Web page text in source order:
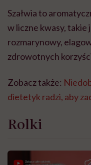
Szałwia to
w liczne kwasy,
rozmarynowy,
zdrowotnych
Zobacz także:
dietetyk radzi, aby
Rolki